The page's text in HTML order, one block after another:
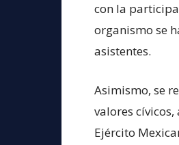
con la
organismo se
asistentes.
Asimismo, se
valores
Ejército